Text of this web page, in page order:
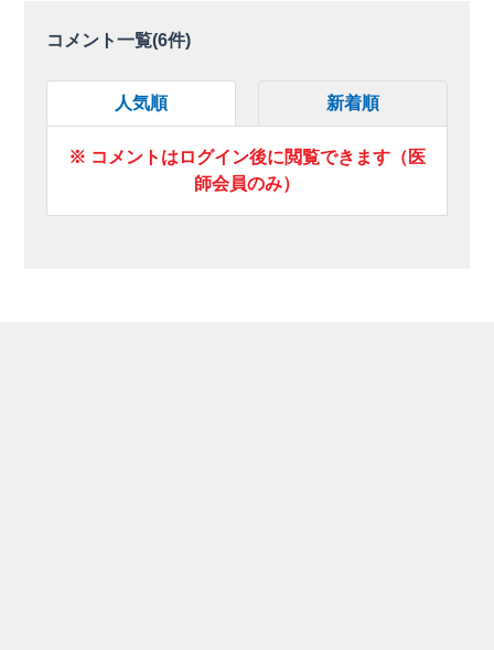
コメント一覧(6件)
人気順 新着順
※ コメントはログイン後に閲覧できます（医
師会員のみ）